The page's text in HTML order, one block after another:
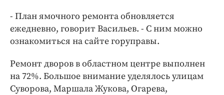
- План ямочного ремонта обновляется
ежедневно, говорит Васильев. - С ним можно
ознакомиться на сайте горуправы.
Ремонт дворов в областном центре выполнен
на 72%. Большое внимание уделялось улицам
Суворова, Маршала Жукова, Огарева,